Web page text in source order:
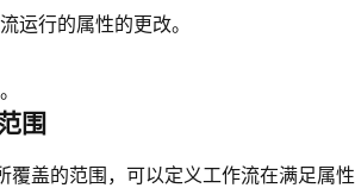
运行的属性的更改。
围
覆盖的范围，可以定义工作流在满足属性